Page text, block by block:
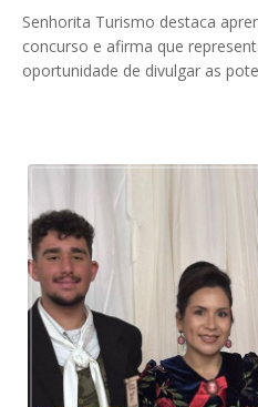
Senhorita Turismo destaca
concurso e afirma que
oportunidade de divulgar as